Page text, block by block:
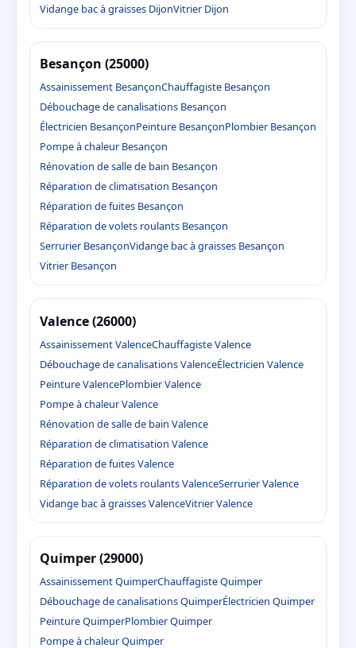
Vidange bac à graisses DijonVitrier Dijon
Besançon (25000)
Assainissement BesançonChauffagiste Besançon
Débouchage de canalisations Besançon
Électricien BesançonPeinture BesançonPlombier Besançon
Pompe à chaleur Besançon
Rénovation de salle de bain Besançon
Réparation de climatisation Besançon
Réparation de fuites Besançon
Réparation de volets roulants Besançon
Serrurier BesançonVidange bac à graisses Besançon
Vitrier Besançon
Valence (26000)
Assainissement ValenceChauffagiste Valence
Débouchage de canalisations ValenceÉlectricien Valence
Peinture ValencePlombier Valence
Pompe à chaleur Valence
Rénovation de salle de bain Valence
Réparation de climatisation Valence
Réparation de fuites Valence
Réparation de volets roulants ValenceSerrurier Valence
Vidange bac à graisses ValenceVitrier Valence
Quimper (29000)
Assainissement QuimperChauffagiste Quimper
Débouchage de canalisations QuimperÉlectricien Quimper
Peinture QuimperPlombier Quimper
Pompe à chaleur Quimper